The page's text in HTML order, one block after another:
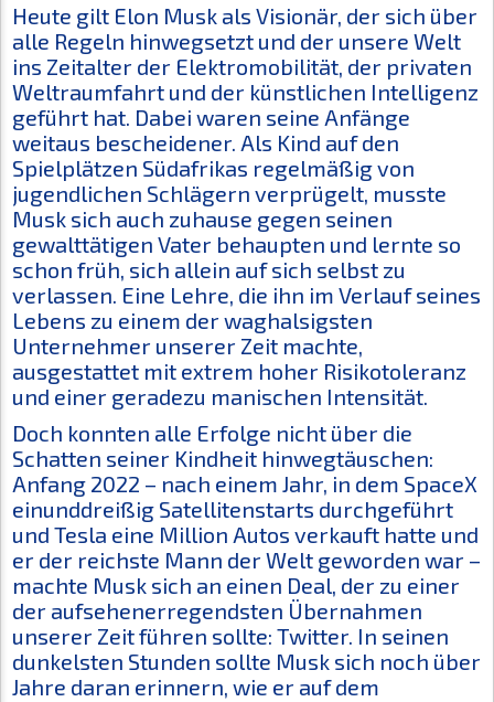
Heute gilt Elon Musk als Visionär, der sich über
alle Regeln hinwegsetzt und der unsere Welt
ins Zeitalter der Elektromobilität, der privaten
Weltraumfahrt und der künstlichen Intelligenz
geführt hat. Dabei waren seine Anfänge
weitaus bescheidener. Als Kind auf den
Spielplätzen Südafrikas regelmäßig von
jugendlichen Schlägern verprügelt, musste
Musk sich auch zuhause gegen seinen
gewalttätigen Vater behaupten und lernte so
schon früh, sich allein auf sich selbst zu
verlassen. Eine Lehre, die ihn im Verlauf seines
Lebens zu einem der waghalsigsten
Unternehmer unserer Zeit machte,
ausgestattet mit extrem hoher Risikotoleranz
und einer geradezu manischen Intensität.
Doch konnten alle Erfolge nicht über die
Schatten seiner Kindheit hinwegtäuschen:
Anfang 2022 – nach einem Jahr, in dem SpaceX
einunddreißig Satellitenstarts durchgeführt
und Tesla eine Million Autos verkauft hatte und
er der reichste Mann der Welt geworden war –
machte Musk sich an einen Deal, der zu einer
der aufsehenerregendsten Übernahmen
unserer Zeit führen sollte: Twitter. In seinen
dunkelsten Stunden sollte Musk sich noch über
Jahre daran erinnern, wie er auf dem